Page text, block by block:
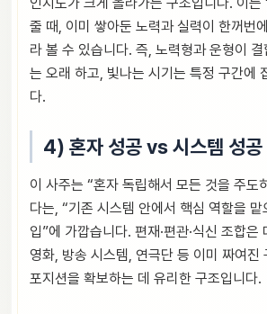
줄 때, 이미 쌓아둔 노력과 실력이 한꺼번
라 볼 수 있습니다. 즉, 노력형과 운형이 결
는 오래 하고, 빛나는 시기는 특정 구간에
다.
4) 혼자 성공 vs 시스템 성공
이 사주는 “혼자 독립해서 모든 것을 주도
다는, “기존 시스템 안에서 핵심 역할을
입”에 가깝습니다. 편재·편관·식신 조합은
영화, 방송 시스템, 연극단 등 이미 짜여진
포지션을 확보하는 데 유리한 구조입니다.